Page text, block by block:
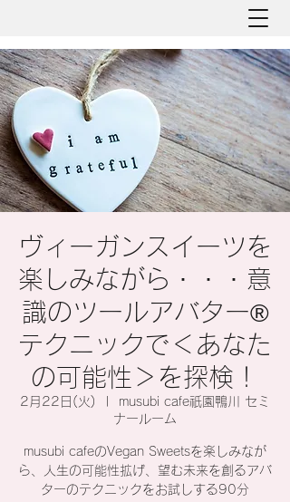
ヴィーガンスイーツを
楽しみながら・・・意
識のツールアバター®︎
テクニックで＜あなた
の可能性＞を探検！
2月22日(火)
musubi cafe祇園鴨川 セミ
ナールーム
musubi cafeのVegan Sweetsを楽しみなが
ら、人生の可能性拡げ、望む未来を創るアバ
ターのテクニックをお試しする90分